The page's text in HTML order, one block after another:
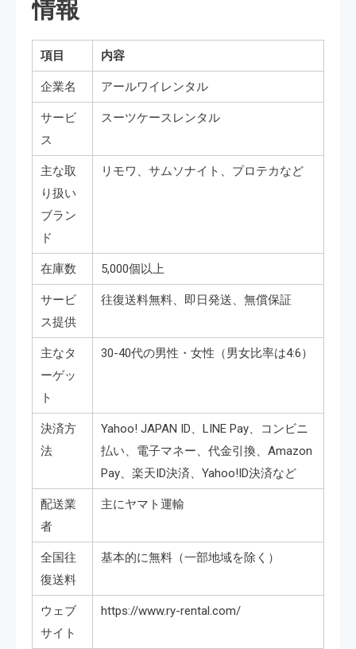
情報
項目 内容
企業名 アールワイレンタル
サービ
ス
スーツケースレンタル
主な取
り扱い
ブラン
ド
リモワ、サムソナイト、プロテカなど
在庫数 5,000個以上
サービ
ス提供
往復送料無料、即日発送、無償保証
主なタ
ーゲッ
ト
30-40代の男性・女性（男女比率は4:6）
決済方
法
Yahoo! JAPAN ID、LINE Pay、コンビニ
払い、電子マネー、代金引換、Amazon
Pay、楽天ID決済、Yahoo!ID決済など
配送業
者
主にヤマト運輸
全国往
復送料
基本的に無料（一部地域を除く）
ウェブ
サイト
https://www.ry-rental.com/